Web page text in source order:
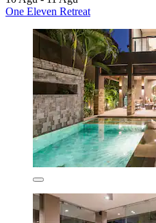
One Eleven Retreat